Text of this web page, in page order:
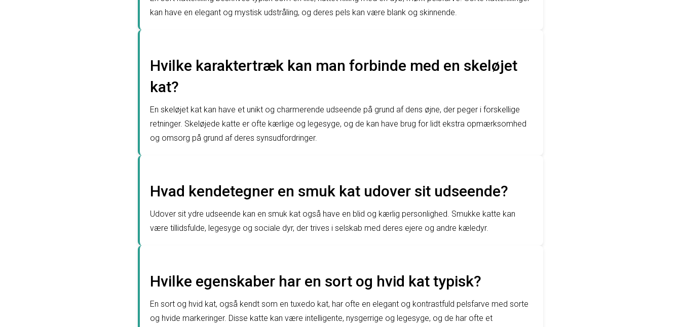
kan have en elegant og mystisk udstråling, og deres pels kan være blank og skinnende.
Hvilke karaktertræk kan man forbinde med en skeløjet
kat?
En skeløjet kat kan have et unikt og charmerende udseende på grund af dens øjne, der peger i forskellige
retninger. Skeløjede katte er ofte kærlige og legesyge, og de kan have brug for lidt ekstra opmærksomhed
og omsorg på grund af deres synsudfordringer.
Hvad kendetegner en smuk kat udover sit udseende?
Udover sit ydre udseende kan en smuk kat også have en blid og kærlig personlighed. Smukke katte kan
være tillidsfulde, legesyge og sociale dyr, der trives i selskab med deres ejere og andre kæledyr.
Hvilke egenskaber har en sort og hvid kat typisk?
En sort og hvid kat, også kendt som en tuxedo kat, har ofte en elegant og kontrastfuld pelsfarve med sorte
og hvide markeringer. Disse katte kan være intelligente, nysgerrige og legesyge, og de har ofte et